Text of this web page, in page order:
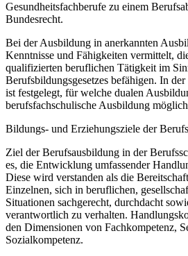
Gesundheitsfachberufe zu einem
Bundesrecht.
Bei der Ausbildung in anerkannten
Kenntnisse und Fähigkeiten vermittelt,
qualifizierten beruflichen Tätigkeit im
Berufsbildungsgesetzes befähigen. In
ist festgelegt, für welche dualen
berufsfachschulische Ausbildung
Bildungs- und Erziehungsziele der
Ziel der Berufsausbildung in der
es, die Entwicklung umfassender
Diese wird verstanden als die
Einzelnen, sich in beruflichen,
Situationen sachgerecht, durchdacht
verantwortlich zu verhalten.
den Dimensionen von Fachkompetenz,
Sozialkompetenz.